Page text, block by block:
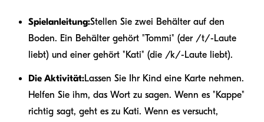
Spielanleitung:Stellen Sie zwei Behälter auf den
Boden. Ein Behälter gehört "Tommi" (der /t/-Laute
liebt) und einer gehört "Kati" (die /k/-Laute liebt).
Die Aktivität:Lassen Sie Ihr Kind eine Karte nehmen.
Helfen Sie ihm, das Wort zu sagen. Wenn es "Kappe"
richtig sagt, geht es zu Kati. Wenn es versucht,